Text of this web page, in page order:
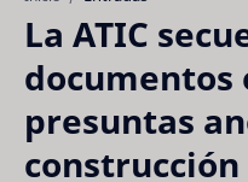
La ATIC
documentos
presuntas